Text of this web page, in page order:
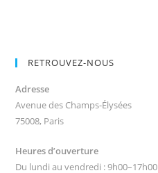
RETROUVEZ-NOUS
Adresse
Avenue des Champs-Élysées
75008, Paris
Heures d’ouverture
Du lundi au vendredi : 9h00–17h00